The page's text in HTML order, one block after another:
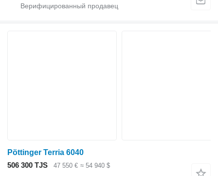
Pöttinger Terria 6040
506 300 TJS
47 550 € ≈ 54 940 $